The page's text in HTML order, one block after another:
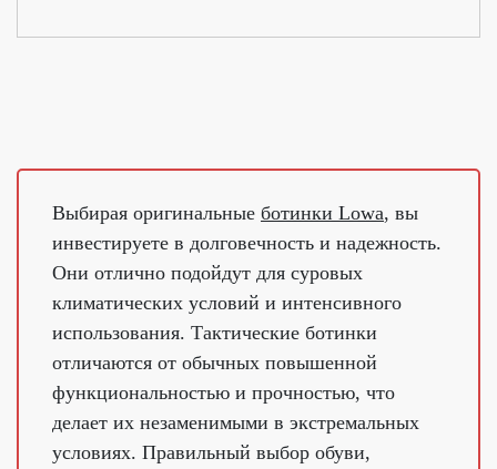
Выбирая оригинальные ботинки Lowa, вы
инвестируете в долговечность и надежность.
Они отлично подойдут для суровых
климатических условий и интенсивного
использования. Тактические ботинки
отличаются от обычных повышенной
функциональностью и прочностью, что
делает их незаменимыми в экстремальных
условиях. Правильный выбор обуви,